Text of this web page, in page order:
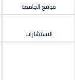
موقع الجامعة
الاستشارات